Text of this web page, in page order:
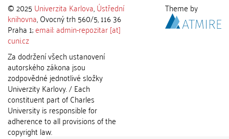
© 2025 Univerzita Karlova,Ústřední
knihovna, Ovocný trh 560/5, 116 36
Praha 1;email: admin-repozitar [at]
cuni.cz
Za dodržení všech ustanovení
autorského zákona jsou
zodpovědné jednotlivé složky
Univerzity Karlovy. / Each
constituent part of Charles
University is responsible for
adherence to all provisions of the
copyright law.
Theme by